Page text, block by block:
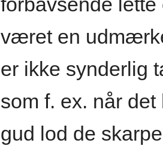
været en
er ikke synderlig
som f. ex. når
gud lod de